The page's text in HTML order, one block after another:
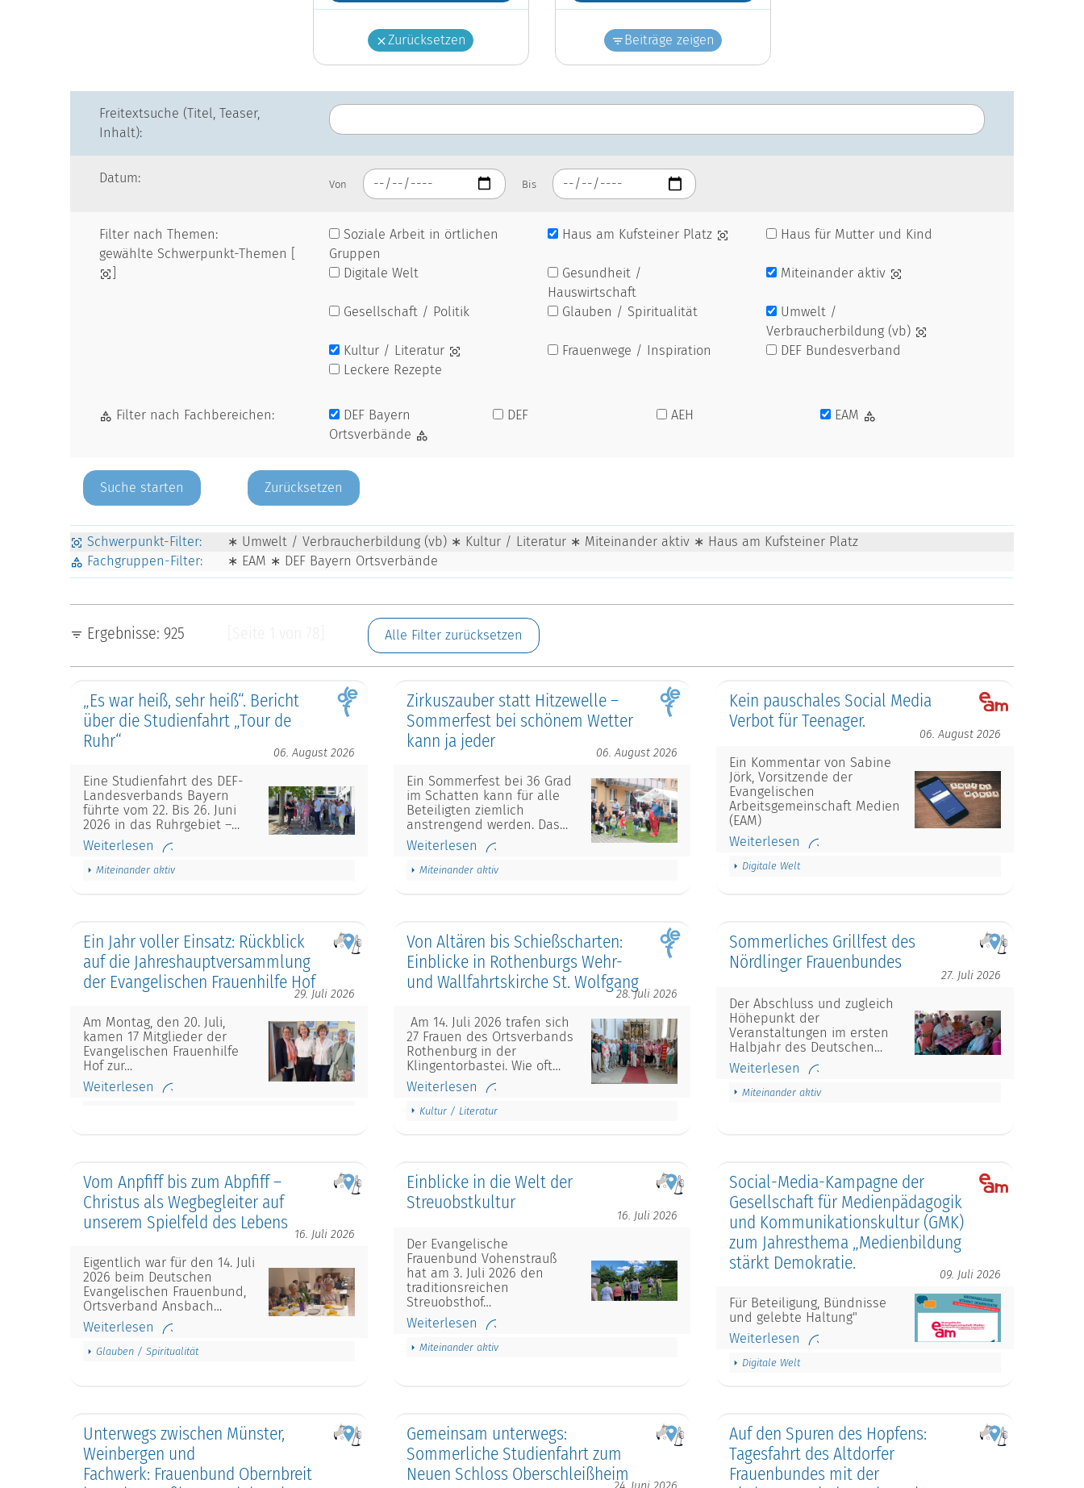
Zurücksetzen Beiträge zeigen
Freitextsuche (Titel, Teaser,
Inhalt):
Datum: Von Bis
Filter nach Themen:
gewählte Schwerpunkt-Themen [
Soziale Arbeit in örtlichen
Gruppen
Haus am Kufsteiner Platz Haus für Mutter und Kind
Digitale Welt
Gesundheit /
Hauswirtschaft
Miteinander aktiv
Gesellschaft / Politik Glauben / Spiritualität
Umwelt /
Verbraucherbildung (vb)
Kultur / Literatur
Frauenwege / Inspiration
DEF Bundesverband
Leckere Rezepte
Filter nach Fachbereichen:
DEF Bayern
Ortsverbände
DEF AEH EAM
Zurücksetzen
Schwerpunkt-Filter:
∗ Umwelt / Verbraucherbildung (vb) ∗ Kultur / Literatur ∗ Miteinander aktiv ∗ Haus am Kufsteiner Platz
Fachgruppen-Filter:
∗ EAM ∗ DEF Bayern Ortsverbände
Ergebnisse: 925 Alle Filter zurücksetzen
„Es war heiß, sehr heiß“. Bericht
über die Studienfahrt „Tour de
Ruhr“
06. August 2026
Eine Studienfahrt des DEF-
Landesverbands Bayern
führte vom 22. Bis 26. Juni
2026 in das Ruhrgebiet –…
Weiterlesen
Miteinander aktiv
Zirkuszauber statt Hitzewelle –
Sommerfest bei schönem Wetter
kann ja jeder
06. August 2026
Ein Sommerfest bei 36 Grad
im Schatten kann für alle
Beteiligten ziemlich
anstrengend werden. Das…
Weiterlesen
Miteinander aktiv
Kein pauschales Social Media
Verbot für Teenager.
06. August 2026
Ein Kommentar von Sabine
Jörk, Vorsitzende der
Evangelischen
Arbeitsgemeinschaft Medien
(EAM)
Weiterlesen
Digitale Welt
Ein Jahr voller Einsatz: Rückblick
auf die Jahreshauptversammlung
der Evangelischen Frauenhilfe Hof
29. Juli 2026
Am Montag, den 20. Juli,
kamen 17 Mitglieder der
Evangelischen Frauenhilfe
Hof zur…
Weiterlesen
Von Altären bis Schießscharten:
Einblicke in Rothenburgs Wehr-
und Wallfahrtskirche St. Wolfgang
28. Juli 2026
Am 14. Juli 2026 trafen sich
27 Frauen des Ortsverbands
Rothenburg in der
Klingentorbastei. Wie oft…
Weiterlesen
Kultur / Literatur
Sommerliches Grillfest des
Nördlinger Frauenbundes
27. Juli 2026
Der Abschluss und zugleich
Höhepunkt der
Veranstaltungen im ersten
Halbjahr des Deutschen…
Weiterlesen
Miteinander aktiv
Vom Anpfiff bis zum Abpfiff –
Christus als Wegbegleiter auf
unserem Spielfeld des Lebens
16. Juli 2026
Eigentlich war für den 14. Juli
2026 beim Deutschen
Evangelischen Frauenbund,
Ortsverband Ansbach…
Weiterlesen
Glauben / Spiritualität
Einblicke in die Welt der
Streuobstkultur
16. Juli 2026
Der Evangelische
Frauenbund Vohenstrauß
hat am 3. Juli 2026 den
traditionsreichen
Streuobsthof…
Weiterlesen
Miteinander aktiv
Social-Media-Kampagne der
Gesellschaft für Medienpädagogik
und Kommunikationskultur (GMK)
zum Jahresthema „Medienbildung
stärkt Demokratie.
09. Juli 2026
Für Beteiligung, Bündnisse
und gelebte Haltung"
Weiterlesen
Digitale Welt
Unterwegs zwischen Münster,
Weinbergen und
Fachwerk: Frauenbund Obernbreit
Gemeinsam unterwegs:
Sommerliche Studienfahrt zum
Neuen Schloss Oberschleißheim
Auf den Spuren des Hopfens:
Tagesfahrt des Altdorfer
Frauenbundes mit der